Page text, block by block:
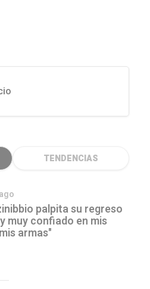
TENDENCIAS
palpita su regreso
muy confiado en mis
armas"